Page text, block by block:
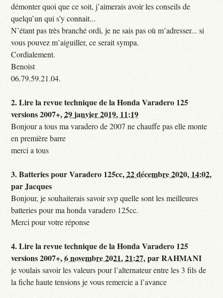
démonter quoi que ce soit, j’aimerais avoir les conseils de
quelqu’un qui s’y connait...
N’étant pas très branché ordi, je ne sais pas où m’adresser... si
vous pouvez m’aiguiller, ce serait sympa.
Cordialement.
Benoist
06.79.59.21.04.
2.Lire la revue technique de la Honda Varadero 125
versions 2007+,29 janvier 2019, 11:19
Bonjour a tous ma varadero de 2007 ne chauffe pas elle monte
en première barre
merci a tous
3.Batteries pour Varadero 125cc,22 décembre 2020, 14:02,
parJacques
Bonjour, je souhaiterais savoir svp quelle sont les meilleures
batteries pour ma honda varadero 125cc.
Merci pour votre réponse
4.Lire la revue technique de la Honda Varadero 125
versions 2007+,6 novembre 2021, 21:27,parRAHMANI
je voulais savoir les valeurs pour l’alternateur entre les 3 fils de
la fiche haute tensions je vous remercie a l’avance